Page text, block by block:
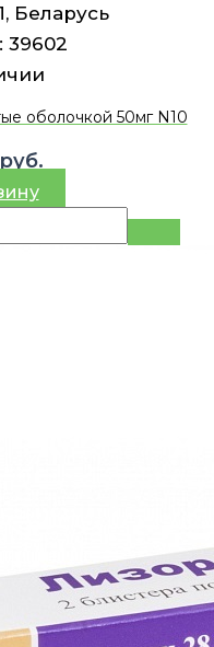
Беларусь
39602
оболочкой 50мг N10
руб.